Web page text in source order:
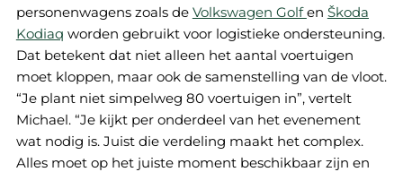
personenwagens zoals de Volkswagen Golf en Škoda
Kodiaq worden gebruikt voor logistieke ondersteuning.
Dat betekent dat niet alleen het aantal voertuigen
moet kloppen, maar ook de samenstelling van de vloot.
“Je plant niet simpelweg 80 voertuigen in”, vertelt
Michael. “Je kijkt per onderdeel van het evenement
wat nodig is. Juist die verdeling maakt het complex.
Alles moet op het juiste moment beschikbaar zijn en